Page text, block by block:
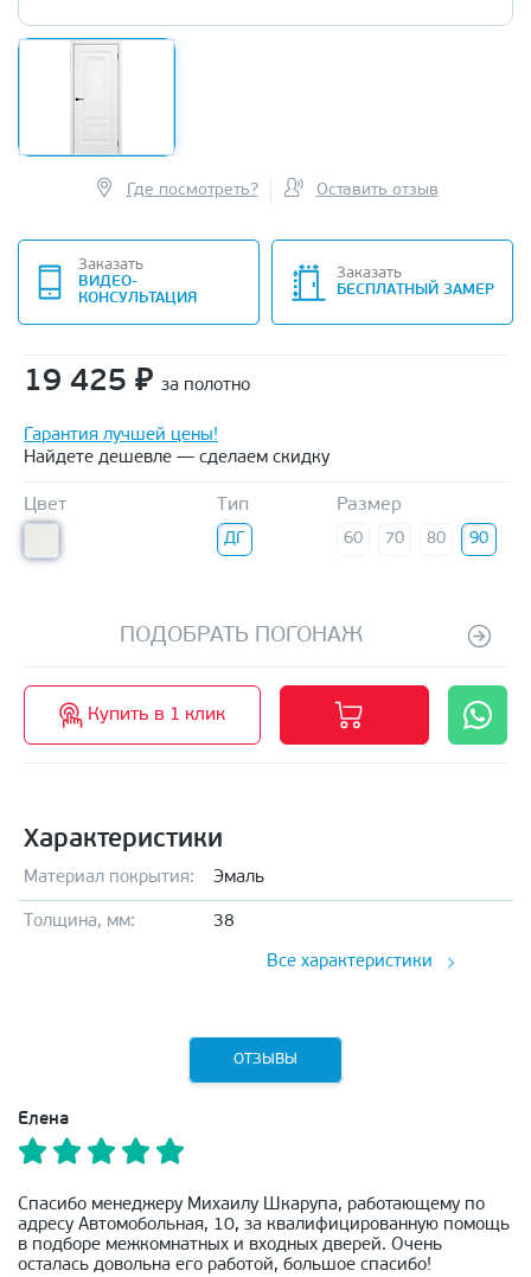
Где посмотреть? Оставить отзыв
Заказать
ВИДЕО-
КОНСУЛЬТАЦИЯ
Заказать
БЕСПЛАТНЫЙ ЗАМЕР
19 425 ₽ за полотно
Гарантия лучшей цены!
Найдете дешевле — сделаем скидку
Цвет Тип
ДГ
Размер
60 70 80 90
ПОДОБРАТЬ ПОГОНАЖ
Купить в 1 клик
Характеристики
Материал покрытия: Эмаль
Толщина, мм: 38
Все характеристики
ОТЗЫВЫ
Елена
Спасибо менеджеру Михаилу Шкарупа, работающему по
адресу Автомобольная, 10, за квалифицированную помощь
в подборе межкомнатных и входных дверей. Очень
осталась довольна его работой, большое спасибо!